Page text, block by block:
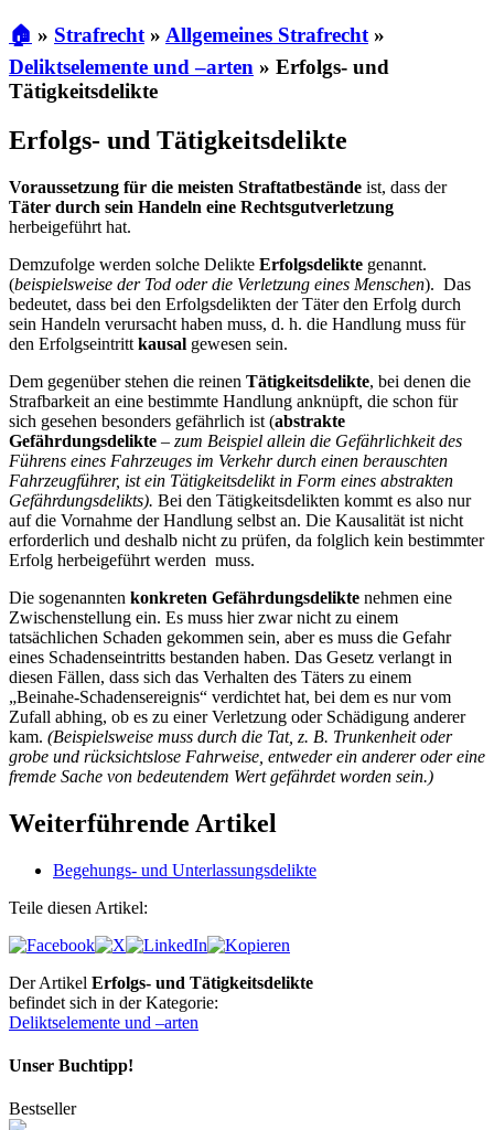
🏠 » Strafrecht » Allgemeines Strafrecht »
Deliktselemente und –arten » Erfolgs- und
Tätigkeitsdelikte
Erfolgs- und Tätigkeitsdelikte
Voraussetzung für die meisten Straftatbestände ist, dass der
Täter durch sein Handeln eine Rechtsgutverletzung
herbeigeführt hat.
Demzufolge werden solche Delikte Erfolgsdelikte genannt.
(beispielsweise der Tod oder die Verletzung eines Menschen). Das
bedeutet, dass bei den Erfolgsdelikten der Täter den Erfolg durch
sein Handeln verursacht haben muss, d. h. die Handlung muss für
den Erfolgseintritt kausal gewesen sein.
Dem gegenüber stehen die reinen Tätigkeitsdelikte, bei denen die
Strafbarkeit an eine bestimmte Handlung anknüpft, die schon für
sich gesehen besonders gefährlich ist (abstrakte
Gefährdungsdelikte – zum Beispiel allein die Gefährlichkeit des
Führens eines Fahrzeuges im Verkehr durch einen berauschten
Fahrzeugführer, ist ein Tätigkeitsdelikt in Form eines abstrakten
Gefährdungsdelikts). Bei den Tätigkeitsdelikten kommt es also nur
auf die Vornahme der Handlung selbst an. Die Kausalität ist nicht
erforderlich und deshalb nicht zu prüfen, da folglich kein bestimmter
Erfolg herbeigeführt werden muss.
Die sogenannten konkreten Gefährdungsdelikte nehmen eine
Zwischenstellung ein. Es muss hier zwar nicht zu einem
tatsächlichen Schaden gekommen sein, aber es muss die Gefahr
eines Schadenseintritts bestanden haben. Das Gesetz verlangt in
diesen Fällen, dass sich das Verhalten des Täters zu einem
„Beinahe-Schadensereignis“ verdichtet hat, bei dem es nur vom
Zufall abhing, ob es zu einer Verletzung oder Schädigung anderer
kam. (Beispielsweise muss durch die Tat, z. B. Trunkenheit oder
grobe und rücksichtslose Fahrweise, entweder ein anderer oder eine
fremde Sache von bedeutendem Wert gefährdet worden sein.)
Weiterführende Artikel
Begehungs- und Unterlassungsdelikte
Teile diesen Artikel:
Der Artikel Erfolgs- und Tätigkeitsdelikte
befindet sich in der Kategorie:
Deliktselemente und –arten
Unser Buchtipp!
Bestseller